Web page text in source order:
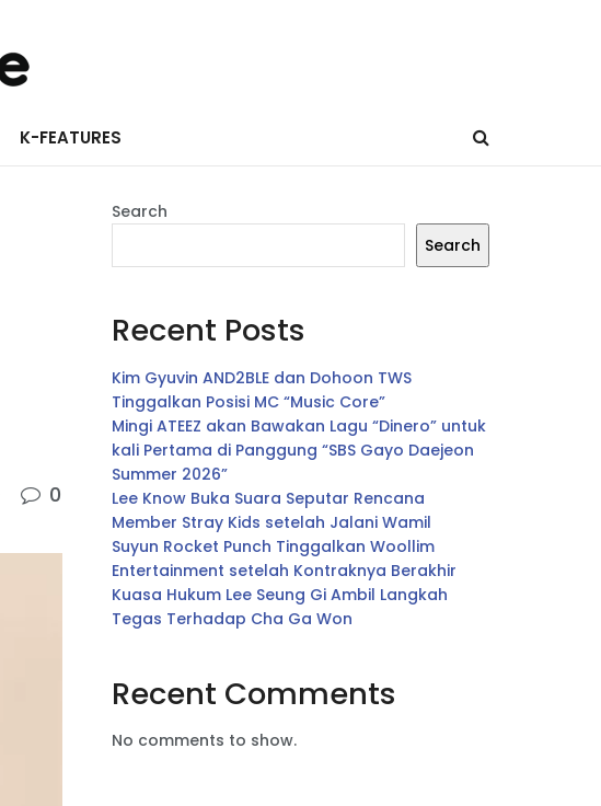
K-FEATURES
0
Search
Search
Recent Posts
Kim Gyuvin AND2BLE dan Dohoon TWS
Tinggalkan Posisi MC “Music Core”
Mingi ATEEZ akan Bawakan Lagu “Dinero” untuk
kali Pertama di Panggung “SBS Gayo Daejeon
Summer 2026”
Lee Know Buka Suara Seputar Rencana
Member Stray Kids setelah Jalani Wamil
Suyun Rocket Punch Tinggalkan Woollim
Entertainment setelah Kontraknya Berakhir
Kuasa Hukum Lee Seung Gi Ambil Langkah
Tegas Terhadap Cha Ga Won
Recent Comments
No comments to show.